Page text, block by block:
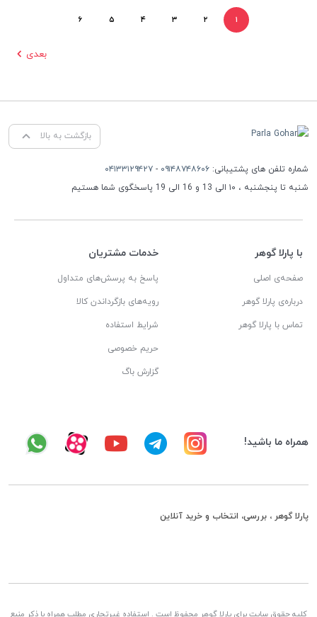
۱ ۲ ۳ ۴ ۵ ۶
بعدی
بازگشت به بالا
شماره تلفن های پشتیبانی: ۰۹۱۴۸۷۴۸۶۰۶ - ۰۴۱۳۳۱۲۹۴۲۷
شنبه تا پنجشنبه ، ۱۰ الی 13 و 16 الی 19 پاسخگوی شما هستیم
با پارلا گوهر
صفحه‌ی اصلی
درباره‌ی پارلا گوهر
تماس با پارلا گوهر
خدمات مشتریان
پاسخ به پرسش‌های متداول
رویه‌های بازگرداندن کالا
شرایط استفاده
حریم خصوصی
گزارش باگ
همراه ما باشید!
پارلا گوهر ، بررسی، انتخاب و خرید آنلاین
کلیه حقوق سایت برای پارلا گوهر محفوظ است . استفاده غیرتجاری مطلب همراه با ذکر منبع